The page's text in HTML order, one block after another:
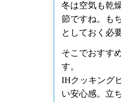
冬は空気も乾
節ですね。も
としておく必
そこでおすす
す。
IHクッキング
い安心感。立